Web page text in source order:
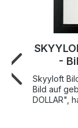
-
Skyyloft Bilder -
Bild auf
DOLLAR",